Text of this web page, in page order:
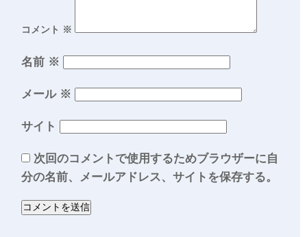
コメント ※
名前 ※
メール ※
サイト
次回のコメントで使用するためブラウザーに自
分の名前、メールアドレス、サイトを保存する。